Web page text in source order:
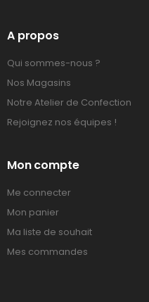
A propos
Qui sommes-nous ?
Nos Magasins
Notre Atelier de Confection
Rejoignez nos équipes !
Mon compte
Me connecter
Mon panier
Ma liste de souhait
Mes commandes